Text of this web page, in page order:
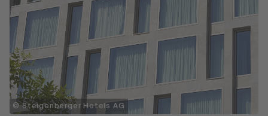
© Steigenberger Hotels AG